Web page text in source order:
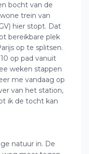
bocht van de
trein van
hier stopt. Dat
bereikbare plek
op te splitsen.
op pad vanuit
weken stappen
me vandaag op
van het station,
ik de tocht kan
natuur in. De